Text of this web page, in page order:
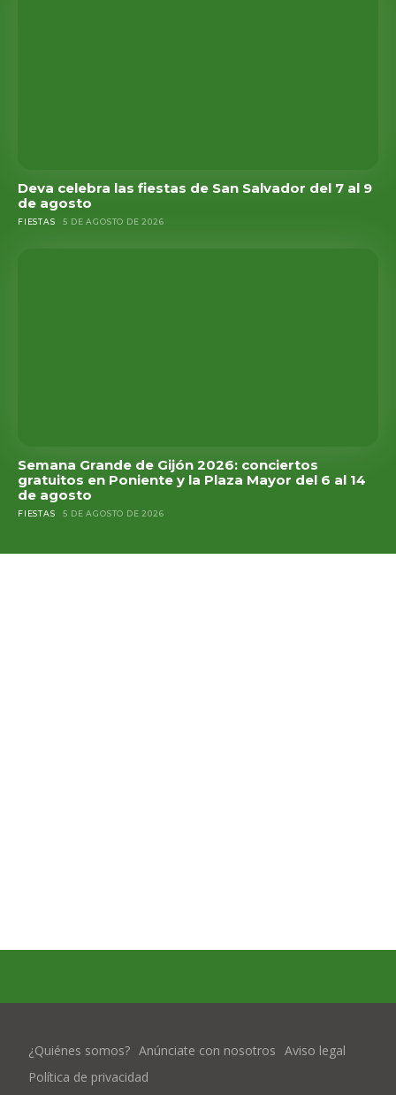
Deva celebra las fiestas de San Salvador del 7 al 9
de agosto
FIESTAS 5 DE AGOSTO DE 2026
Semana Grande de Gijón 2026: conciertos
gratuitos en Poniente y la Plaza Mayor del 6 al 14
de agosto
FIESTAS 5 DE AGOSTO DE 2026
¿Quiénes somos? Anúnciate con nosotros Aviso legal
Política de privacidad